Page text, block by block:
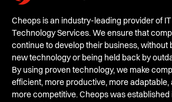
Cheops is an industry-leading provider of
Technology Services. We ensure that
continue to develop their business, without
new technology or being held back by
By using proven technology, we make
efficient, more productive, more adaptable,
more competitive. Cheops was established